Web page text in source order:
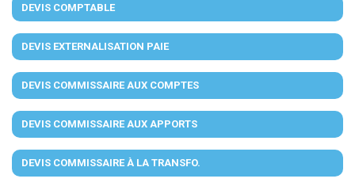
DEVIS COMPTABLE
DEVIS EXTERNALISATION PAIE
DEVIS COMMISSAIRE AUX COMPTES
DEVIS COMMISSAIRE AUX APPORTS
DEVIS COMMISSAIRE À LA TRANSFO.